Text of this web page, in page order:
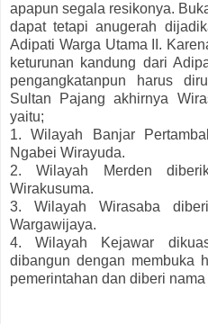
apapun segala resikonya.
dapat tetapi anugerah
Adipati Warga Utama II.
keturunan kandung dari
pengangkatanpun harus
Sultan Pajang akhirnya
yaitu;
1. Wilayah Banjar
Ngabei Wirayuda.
2. Wilayah Merden
Wirakusuma.
3. Wilayah Wirasaba
Wargawijaya.
4. Wilayah Kejawar
dibangun dengan membuka
pemerintahan dan diberi